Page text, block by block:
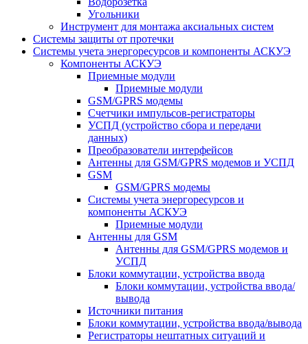
Угольники
Инструмент для монтажа аксиальных систем
Системы защиты от протечки
Системы учета энергоресурсов и компоненты АСКУЭ
Компоненты АСКУЭ
Приемные модули
Приемные модули
GSM/GPRS модемы
Счетчики импульсов-регистраторы
УСПД (устройство сбора и передачи
данных)
Преобразователи интерфейсов
Антенны для GSM/GPRS модемов и УСПД
GSM
GSM/GPRS модемы
Системы учета энергоресурсов и
компоненты АСКУЭ
Приемные модули
Антенны для GSM
Антенны для GSM/GPRS модемов и
УСПД
Блоки коммутации, устройства ввода
Блоки коммутации, устройства ввода/
вывода
Источники питания
Блоки коммутации, устройства ввода/вывода
Регистраторы нештатных ситуаций и